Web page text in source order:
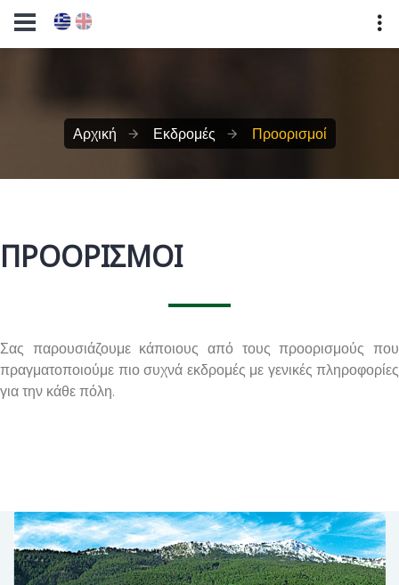
Αρχική Εκδρομές Προορισμοί
ΠΡΟΟΡΙΣΜΟΊ
Σας παρουσιάζουμε κάποιους από τους προορισμούς που
πραγματοποιούμε πιο συχνά εκδρομές με γενικές πληροφορίες
για την κάθε πόλη.